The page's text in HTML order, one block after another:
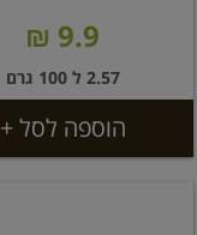
9.9 ₪
2.57 ל 100 גרם
הוספה לסל +